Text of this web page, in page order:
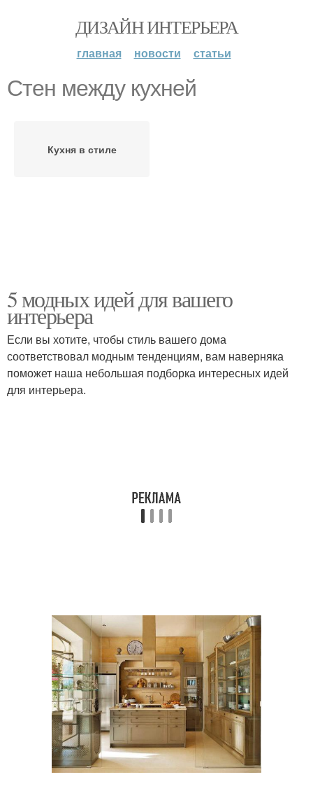
ДИЗАЙН ИНТЕРЬЕРА
главная новости статьи
Стен между кухней
Кухня в стиле
5 модных идей для вашего
интерьера
Если вы хотите, чтобы стиль вашего дома
соответствовал модным тенденциям, вам наверняка
поможет наша небольшая подборка интересных идей
для интерьера.